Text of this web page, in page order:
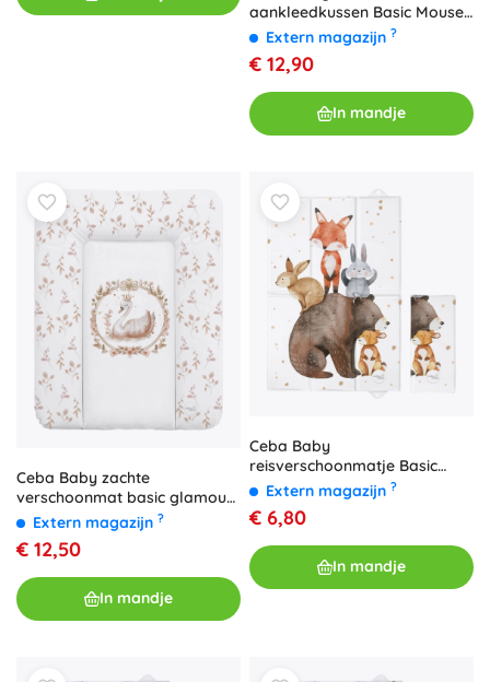
aankleedkussen Basic Mouse
50 × 70 cm
Extern magazijn ?
€ 12,90
In mandje
Ceba Baby zachte
verschoonmat basic glamour
style 50 × 70 cm
Extern magazijn ?
€ 12,50
In mandje
Ceba Baby
reisverschoonmatje Basic
Forest Friends 60 × 40 cm
Extern magazijn ?
€ 6,80
In mandje